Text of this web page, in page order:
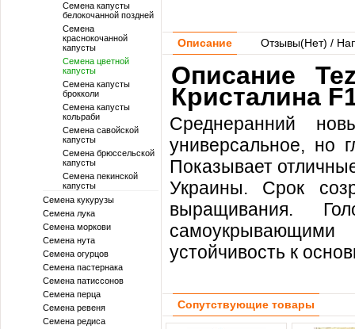
Семена капусты
белокочанной поздней
Семена
краснокочанной
капусты
Семена цветной
капусты
Семена капусты
брокколи
Семена капусты
кольраби
Семена савойской
капусты
Семена брюссельской
капусты
Семена пекинской
капусты
Семена кукурузы
Семена лука
Семена моркови
Семена нута
Семена огурцов
Семена пастернака
Семена патиссонов
Семена перца
Семена ревеня
Семена редиса
Описание Отзывы(Нет) /
Описание
Кристалина
Среднеранний
универсальное, но
Показывает
Украины. Срок
выращивания.
устойчивость к
Сопутствующие товары